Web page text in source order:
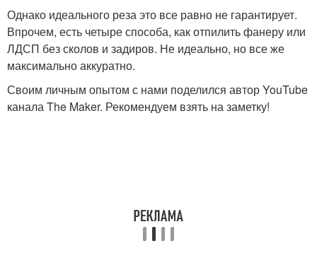
Однако идеального реза это все равно не гарантирует.
Впрочем, есть четыре способа, как отпилить фанеру или
ЛДСП без сколов и задиров. Не идеально, но все же
максимально аккуратно.
Своим личным опытом с нами поделился автор YouTube
канала The Maker. Рекомендуем взять на заметку!